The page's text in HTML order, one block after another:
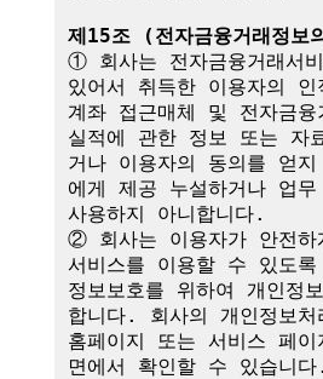
제15조 (전자금융거래정보
① 회사는 전자금융거래서
있어서 취득한 이용자의 인
계좌 접근매체 및 전자금융
실적에 관한 정보 또는 자
거나 이용자의 동의를 얻
에게 제공 누설하거나 업
사용하지 아니합니다.
② 회사는 이용자가 안전하
서비스를 이용할 수 있도
정보보호를 위하여 개인정
합니다. 회사의 개인정보처
홈페이지 또는 서비스 페
면에서 확인할 수 있습니다.